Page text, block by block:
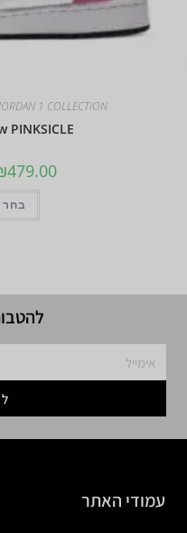
1 COLLECTION
PINKSICLE
479.00
בחר
עמודי האתר